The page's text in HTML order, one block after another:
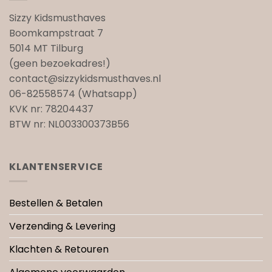
Sizzy Kidsmusthaves
Boomkampstraat 7
5014 MT Tilburg
(geen bezoekadres!)
contact@sizzykidsmusthaves.nl
06-82558574 (Whatsapp)
KVK nr: 78204437
BTW nr: NL003300373B56
KLANTENSERVICE
Bestellen & Betalen
Verzending & Levering
Klachten & Retouren